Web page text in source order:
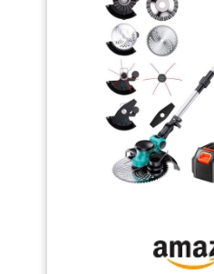
65 mm selon vos besoins,
entretenu en toutes saisons.
ramassage 35 L: Choisissez
fertiliser naturellement votre
dans le bac grande
fréquence de vidage et